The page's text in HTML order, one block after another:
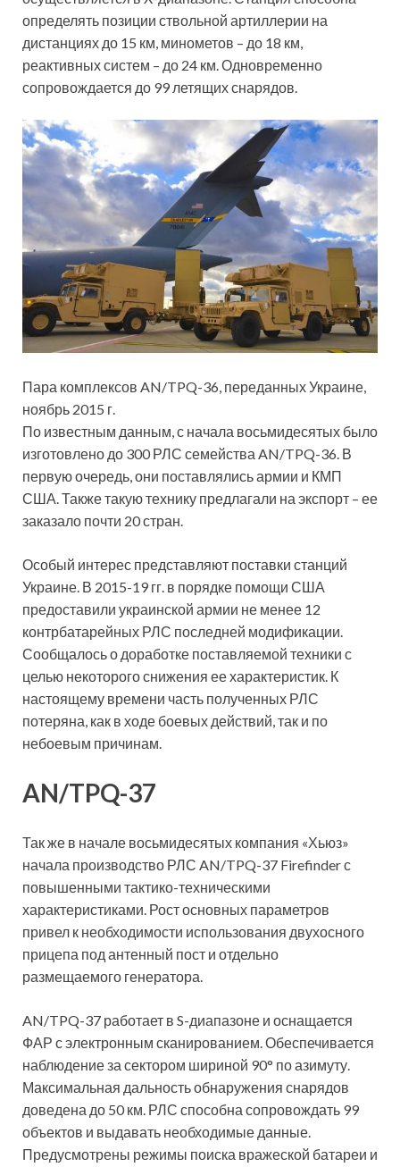
определять позиции ствольной артиллерии на
дистанциях до 15 км, минометов – до 18 км,
реактивных систем – до 24 км. Одновременно
сопровождается до 99 летящих снарядов.
Пара комплексов AN/TPQ-36, переданных Украине,
ноябрь 2015 г.
По известным данным, с начала восьмидесятых было
изготовлено до 300 РЛС семейства AN/TPQ-36. В
первую очередь, они поставлялись армии и КМП
США. Также такую технику предлагали на экспорт – ее
заказало почти 20 стран.
Особый интерес представляют поставки станций
Украине. В 2015-19 гг. в порядке помощи США
предоставили украинской армии не менее 12
контрбатарейных РЛС последней модификации.
Сообщалось о доработке поставляемой техники с
целью некоторого снижения ее характеристик. К
настоящему времени часть полученных РЛС
потеряна, как в ходе боевых действий, так и по
небоевым причинам.
AN/TPQ-37
Так же в начале восьмидесятых компания «Хьюз»
начала производство РЛС AN/TPQ-37 Firefinder с
повышенными тактико-техническими
характеристиками. Рост основных параметров
привел к необходимости использования двухосного
прицепа под антенный пост и отдельно
размещаемого генератора.
AN/TPQ-37 работает в S-диапазоне и оснащается
ФАР с электронным сканированием. Обеспечивается
наблюдение за сектором шириной 90° по азимуту.
Максимальная дальность обнаружения снарядов
доведена до 50 км. РЛС способна сопровождать 99
объектов и выдавать необходимые данные.
Предусмотрены режимы поиска вражеской батареи и